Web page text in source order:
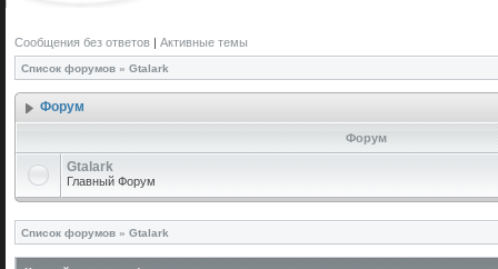
Сообщения без ответов | Активные темы
Список форумов » Gtalark
Форум
Форум
Gtalark
Главный Форум
Список форумов » Gtalark